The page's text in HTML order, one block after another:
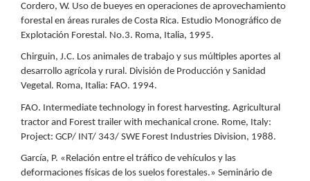
Cordero, W. Uso de bueyes en operaciones de aprovechamiento
forestal en áreas rurales de Costa Rica. Estudio Monográfico de
Explotación Forestal. No.3. Roma, Italia, 1995.
Chirguin, J.C. Los animales de trabajo y sus múltiples aportes al
desarrollo agrícola y rural. División de Producción y Sanidad
Vegetal. Roma, Italia: FAO. 1994.
FAO. Intermediate technology in forest harvesting. Agricultural
tractor and Forest trailer with mechanical crone. Rome, Italy:
Project: GCP/ INT/ 343/ SWE Forest Industries Division, 1988.
García, P. «Relación entre el tráfico de vehículos y las
deformaciones físicas de los suelos forestales.» Seminário de